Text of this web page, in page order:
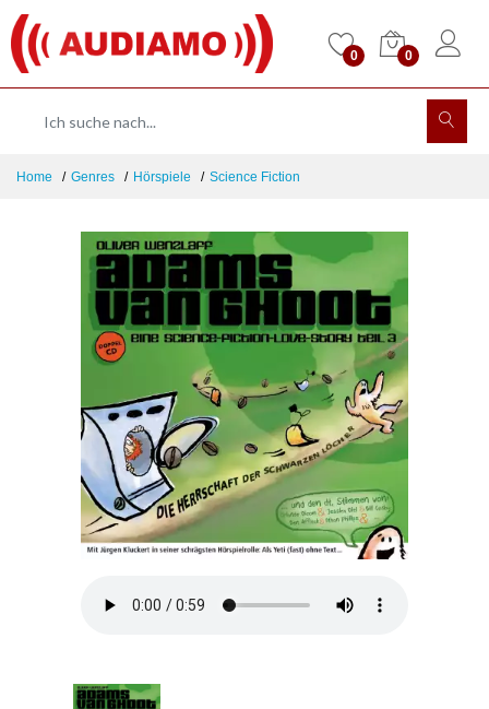
0 0
Home Genres Hörspiele Science Fiction